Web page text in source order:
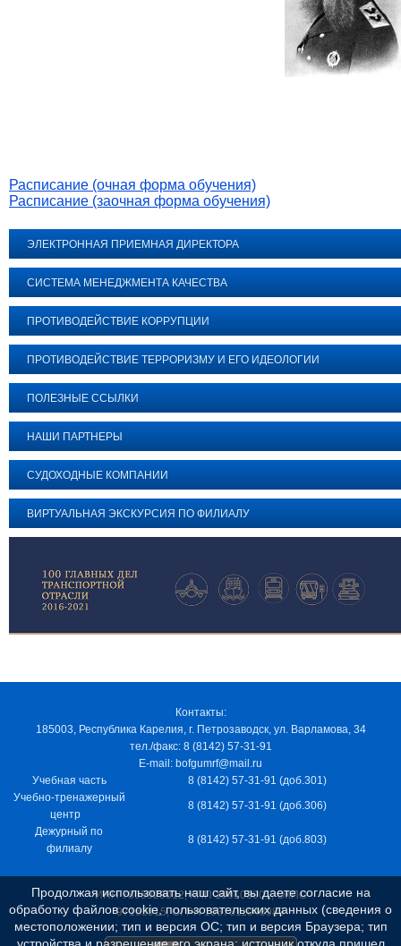
Расписание (очная форма обучения)
Расписание (заочная форма обучения)
ЭЛЕКТРОННАЯ ПРИЕМНАЯ ДИРЕКТОРА
СИСТЕМА МЕНЕДЖМЕНТА КАЧЕСТВА
ПРОТИВОДЕЙСТВИЕ КОРРУПЦИИ
ПРОТИВОДЕЙСТВИЕ ТЕРРОРИЗМУ И ЕГО ИДЕОЛОГИИ
ПОЛЕЗНЫЕ ССЫЛКИ
НАШИ ПАРТНЕРЫ
СУДОХОДНЫЕ КОМПАНИИ
ВИРТУАЛЬНАЯ ЭКСКУРСИЯ ПО ФИЛИАЛУ
Контакты:
185003, Республика Карелия, г. Петрозаводск, ул. Варламова, 34
тел./факс: 8 (8142) 57-31-91
E-mail: bofgumrf@mail.ru
Учебная часть
8 (8142) 57-31-91 (доб.301)
Учебно-тренажерный
центр
8 (8142) 57-31-91 (доб.306)
Дежурный по
филиалу
8 (8142) 57-31-91 (доб.803)
ИНН 7805029012, КПП 100103001, ОКПО
97163915, ОГРН 1037811048989
Продолжая использовать наш сайт, вы даете согласие на
обработку файлов cookie, пользовательских данных (сведения о
местоположении; тип и версия ОС; тип и версия Браузера; тип